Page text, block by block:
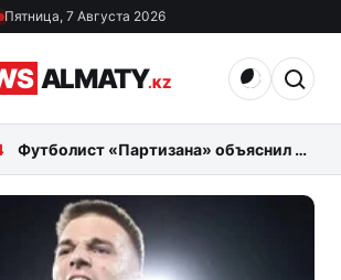
Пятница, 7 Августа 2026
ALMATY.KZ
Футболист «Партизана» объяснил важность победы над «Тоболом»